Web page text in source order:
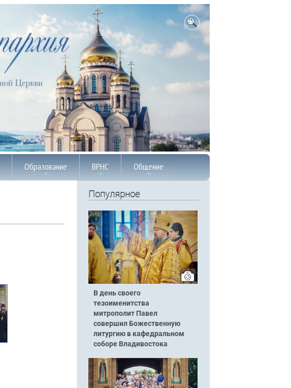
Образование ВРНС Общение
Популярное
В день своего
тезоименитства
митрополит Павел
совершил Божественную
литургию в кафедральном
соборе Владивостока